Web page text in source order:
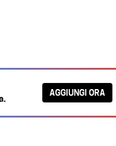
AGGIUNGI ORA